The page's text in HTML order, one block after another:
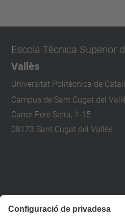
Escola Tècnica Superior
Vallès
Universitat Politècnica de
Campus de Sant Cugat del
Carrer Pere Serra, 1-15
08173 Sant Cugat del Vallès